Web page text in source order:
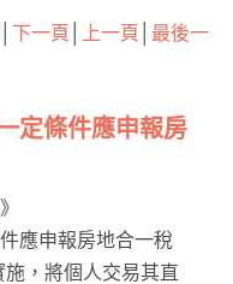
下一頁 上一頁 最後一
定條件應申報房
應申報房地合一稅
施，將個人交易其直